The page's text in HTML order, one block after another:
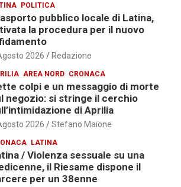
POLITICA
pubblico locale di Latina,
la procedura per il nuovo
2026 Redazione
AREA NORD CRONACA
colpi e un messaggio di morte
negozio: si stringe il cerchio
di Aprilia
2026 Stefano Maione
LATINA
/ Violenza sessuale su una
il Riesame dispone il
per un 38enne